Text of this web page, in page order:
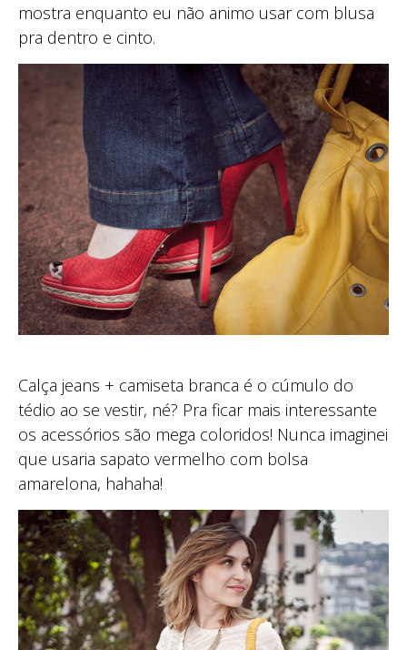
mostra enquanto eu não animo usar com blusa
pra dentro e cinto.
Calça jeans + camiseta branca é o cúmulo do
tédio ao se vestir, né? Pra ficar mais interessante
os acessórios são mega coloridos! Nunca imaginei
que usaria sapato vermelho com bolsa
amarelona, hahaha!